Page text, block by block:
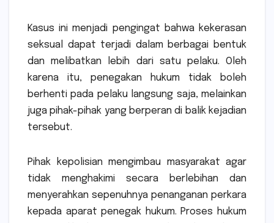
Kasus ini menjadi pengingat bahwa kekerasan
seksual dapat terjadi dalam berbagai bentuk
dan melibatkan lebih dari satu pelaku. Oleh
karena itu, penegakan hukum tidak boleh
berhenti pada pelaku langsung saja, melainkan
juga pihak-pihak yang berperan di balik kejadian
tersebut.
Pihak kepolisian mengimbau masyarakat agar
tidak menghakimi secara berlebihan dan
menyerahkan sepenuhnya penanganan perkara
kepada aparat penegak hukum. Proses hukum